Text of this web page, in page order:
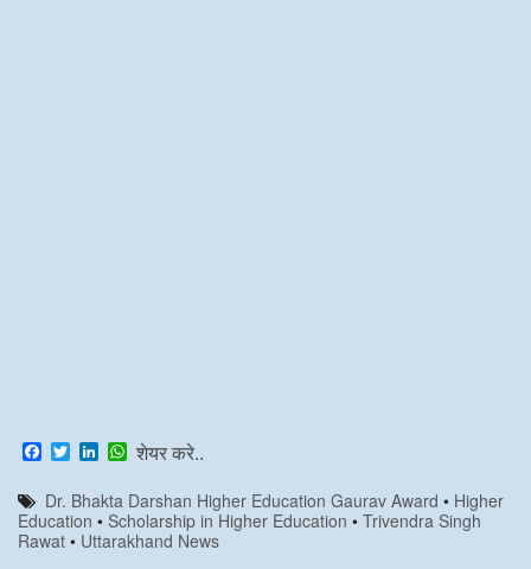
F
a
c
e
b
o
T
w
i
t
t
e
L
n
k
e
d
W
a
t
s
A
शेयर करे..
Dr. Bhakta Darshan Higher Education Gaurav Award • Higher
Education • Scholarship in Higher Education • Trivendra Singh
Rawat • Uttarakhand News